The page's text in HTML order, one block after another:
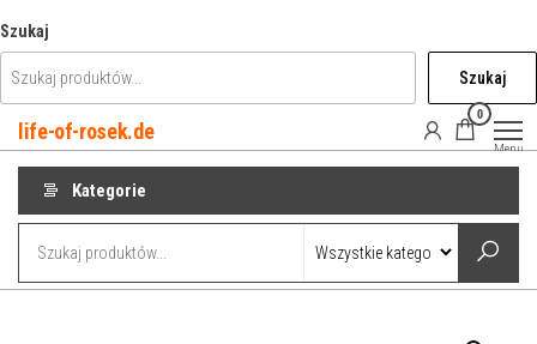
do
treści
Szukaj
Szukaj
life-of-rosek.de
0
Menu
Kategorie